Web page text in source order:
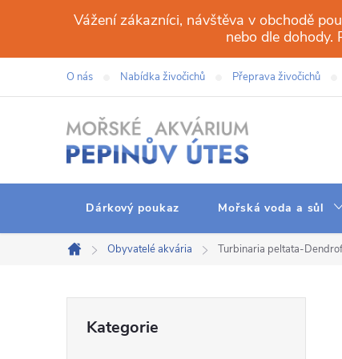
obsah
Vážení zákazníci, návštěva v obchodě
nebo dle dohody.
O nás Nabídka živočichů Přeprava živočichů
Dárkový poukaz Mořská voda a sůl
Domů
Obyvatelé akvária Turbinaria peltata-
kategorie
Kategorie